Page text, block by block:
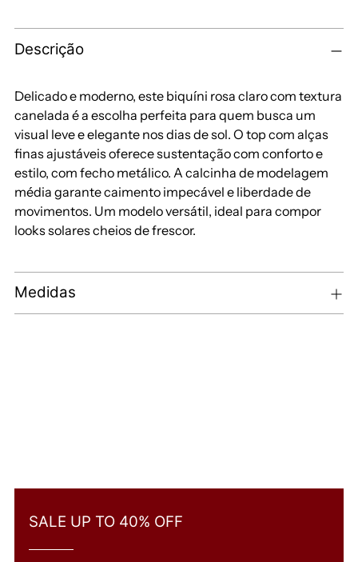
Descrição
Delicado e moderno, este biquíni rosa claro com textura
canelada é a escolha perfeita para quem busca um
visual leve e elegante nos dias de sol. O top com alças
finas ajustáveis oferece sustentação com conforto e
estilo, com fecho metálico. A calcinha de modelagem
média garante caimento impecável e liberdade de
movimentos. Um modelo versátil, ideal para compor
looks solares cheios de frescor.
Medidas
SALE UP TO 40% OFF